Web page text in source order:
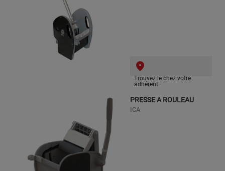
Trouvez le chez votre
adhérent
PRESSE A ROULEAU
ICA